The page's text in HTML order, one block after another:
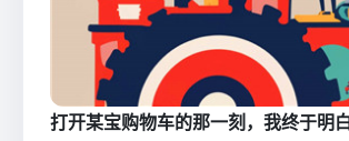
打开某宝购物车的那一刻，我终于明